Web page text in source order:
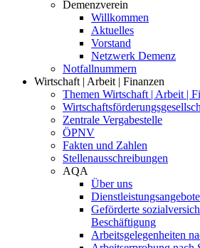
Demenzverein
Willkommen
Aktuelles
Vorstand
Netzwerk Demenz
Notfallnummern
Wirtschaft | Arbeit | Finanzen
Themen Wirtschaft | Arbeit |
Zentrale Vergabestelle
ÖPNV
Fakten und Zahlen
Stellenausschreibungen
AQA
Über uns
Dienstleistungsangebote
Geförderte
Beschäftigung
Arbeitsgelegenheiten